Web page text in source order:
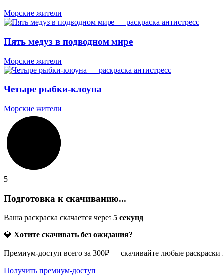
Морские жители
Пять медуз в подводном мире
Морские жители
Четыре рыбки-клоуна
Морские жители
5
Подготовка к скачиванию...
Ваша раскраска скачается через 5 секунд
💎 Хотите скачивать без ожидания?
Премиум-доступ всего за 300₽ — скачивайте любые
Получить премиум-доступ